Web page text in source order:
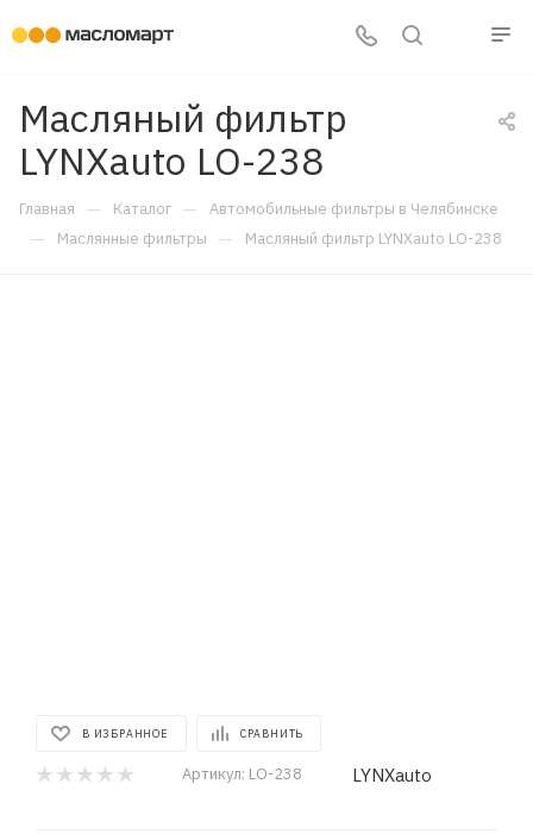
Масляный фильтр
LYNXauto LO-238
Главная — Каталог — Автомобильные фильтры в Челябинске
— Маслянные фильтры — Масляный фильтр LYNXauto LO-238
В ИЗБРАННОЕ СРАВНИТЬ
Артикул: LO-238 LYNXauto